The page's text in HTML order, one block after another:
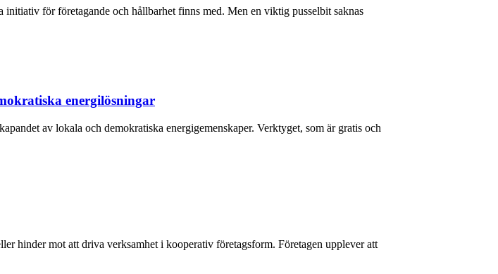
för företagande och hållbarhet finns med. Men en viktig pusselbit saknas
energilösningar
av lokala och demokratiska energigemenskaper. Verktyget, som är gratis och
hinder mot att driva verksamhet i kooperativ företagsform. Företagen upplever att